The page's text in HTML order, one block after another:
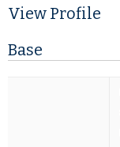
View Profile
Base